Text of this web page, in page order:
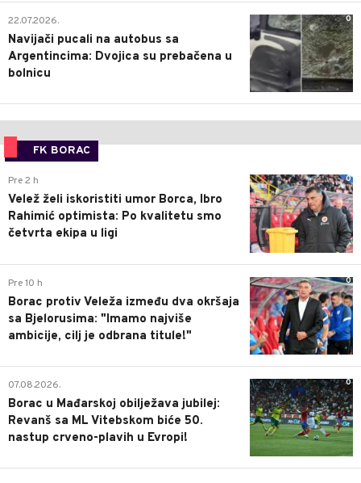
0
22.07.2026.
Navijači pucali na autobus sa
Argentincima: Dvojica su prebačena u
bolnicu
FK BORAC
0
Pre 2 h
Velež želi iskoristiti umor Borca, Ibro
Rahimić optimista: Po kvalitetu smo
četvrta ekipa u ligi
0
Pre 10 h
Borac protiv Veleža između dva okršaja
sa Bjelorusima: "Imamo najviše
ambicije, cilj je odbrana titule!"
0
07.08.2026.
Borac u Mađarskoj obilježava jubilej:
Revanš sa ML Vitebskom biće 50.
nastup crveno-plavih u Evropi!